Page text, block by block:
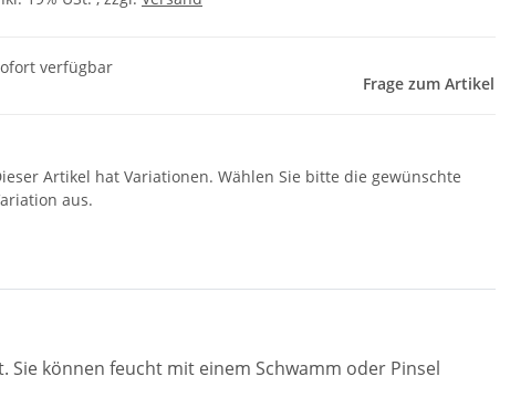
verfügbar
Frage zum Artikel
Artikel hat Variationen. Wählen Sie bitte die gewünschte
aus.
können feucht mit einem Schwamm oder Pinsel